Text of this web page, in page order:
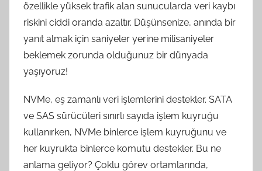
özellikle yüksek trafik alan sunucularda veri kaybı
riskini ciddi oranda azaltır. Düşünsenize, anında bir
yanıt almak için saniyeler yerine milisaniyeler
beklemek zorunda olduğunuz bir dünyada
yaşıyoruz!
NVMe, eş zamanlı veri işlemlerini destekler. SATA
ve SAS sürücüleri sınırlı sayıda işlem kuyruğu
kullanırken, NVMe binlerce işlem kuyruğunu ve
her kuyrukta binlerce komutu destekler. Bu ne
anlama geliyor? Çoklu görev ortamlarında,